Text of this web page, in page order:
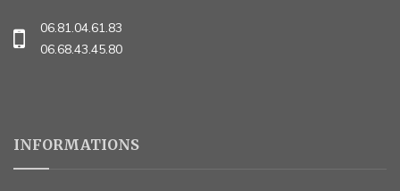
06.81.04.61.83
06.68.43.45.80
INFORMATIONS